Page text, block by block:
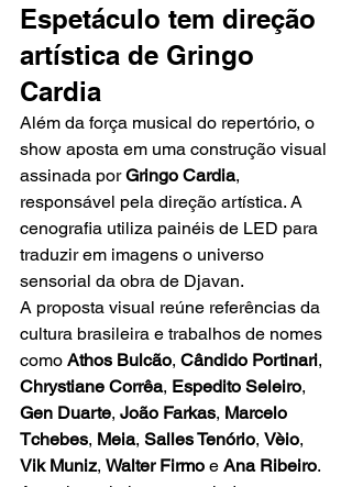
Espetáculo tem direção
artística de Gringo
Cardia
Além da força musical do repertório, o
show aposta em uma construção visual
assinada por Gringo Cardia,
responsável pela direção artística. A
cenografia utiliza painéis de LED para
traduzir em imagens o universo
sensorial da obra de Djavan.
A proposta visual reúne referências da
cultura brasileira e trabalhos de nomes
como Athos Bulcão, Cândido Portinari,
Chrystiane Corrêa, Espedito Seleiro,
Gen Duarte, João Farkas, Marcelo
Tchebes, Meia, Salles Tenório, Vèio,
Vik Muniz, Walter Firmo e Ana Ribeiro.